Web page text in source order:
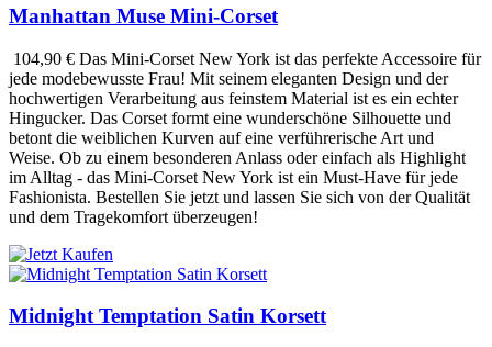
Manhattan Muse Mini-Corset
104,90 € Das Mini-Corset New York ist das perfekte Accessoire für
jede modebewusste Frau! Mit seinem eleganten Design und der
hochwertigen Verarbeitung aus feinstem Material ist es ein echter
Hingucker. Das Corset formt eine wunderschöne Silhouette und
betont die weiblichen Kurven auf eine verführerische Art und
Weise. Ob zu einem besonderen Anlass oder einfach als Highlight
im Alltag - das Mini-Corset New York ist ein Must-Have für jede
Fashionista. Bestellen Sie jetzt und lassen Sie sich von der Qualität
und dem Tragekomfort überzeugen!
Midnight Temptation Satin Korsett